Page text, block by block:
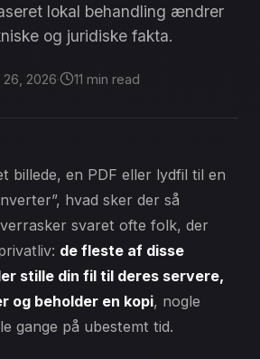
lokal behandling ændrer
og juridiske fakta.
26, 2026· 11 min read
billede, en PDF eller lydfil til en
hvad sker der så
svaret ofte folk, der
de fleste af disse
stille din fil til deres servere,
og beholder en kopi, nogle
gange på ubestemt tid.